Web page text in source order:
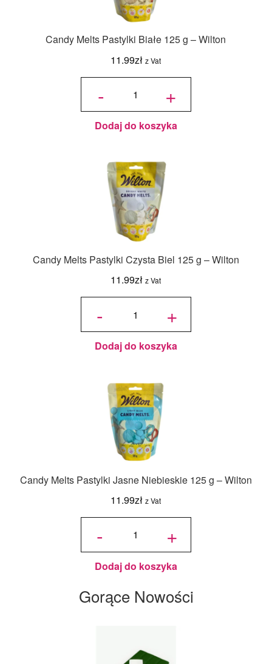
Candy Melts Pastylki Białe 125 g – Wilton
11.99zł z Vat
-
ilość
Pastylki
Białe
125 g -
Wilton +
Dodaj do koszyka
Candy Melts Pastylki Czysta Biel 125 g – Wilton
11.99zł z Vat
-
ilość
Pastylki
Czysta
Biel
125 g -
Wilton
+
Dodaj do koszyka
Candy Melts Pastylki Jasne Niebieskie 125 g – Wilton
11.99zł z Vat
-
ilość
Pastylki
Jasne
Niebieskie
125 g -
Wilton
+
Dodaj do koszyka
Gorące Nowości